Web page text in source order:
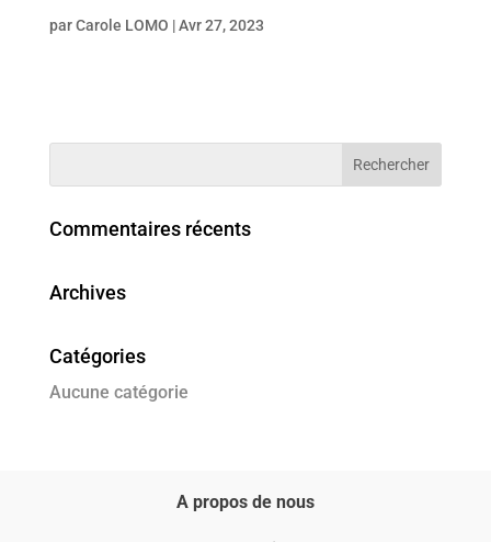
parCarole LOMO |Avr 27, 2023
Commentaires récents
Archives
Catégories
Aucune catégorie
A propos de nous